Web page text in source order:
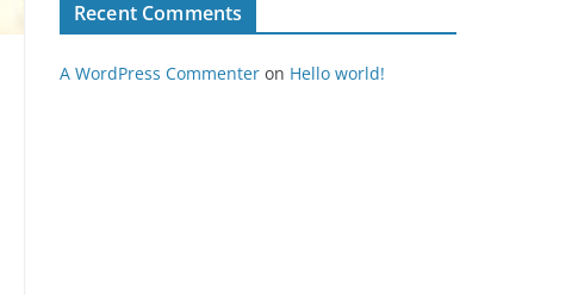
Recent Comments
A WordPress Commenter on Hello world!